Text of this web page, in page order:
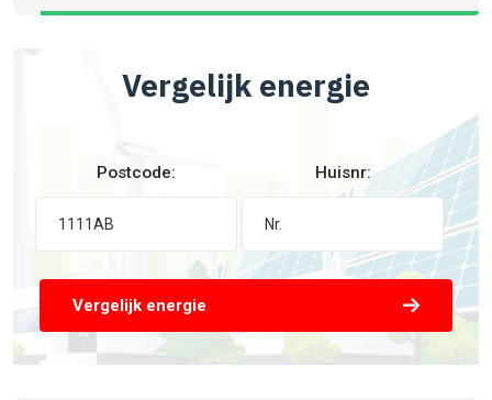
Vergelijk energie
Postcode: Huisnr:
Vergelijk energie